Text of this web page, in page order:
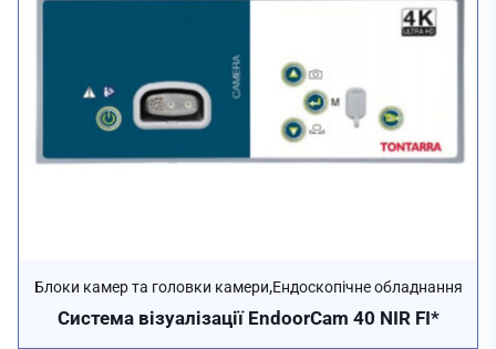
Блоки камер та головки камери,Ендоскопічне обладнання
Система візуалізації EndoorCam 40 NIR FI*